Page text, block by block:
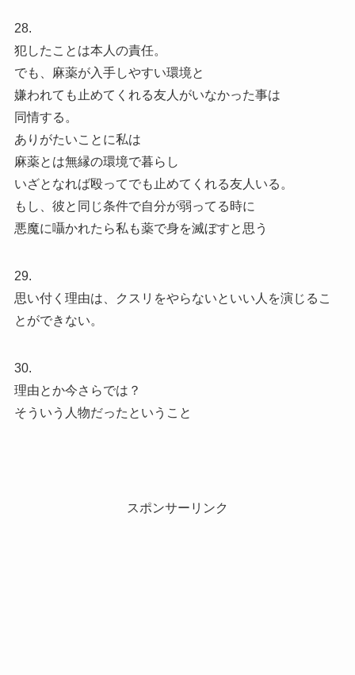
28.
犯したことは本人の責任。
でも、麻薬が入手しやすい環境と
嫌われても止めてくれる友人がいなかった事は
同情する。
ありがたいことに私は
麻薬とは無縁の環境で暮らし
いざとなれば殴ってでも止めてくれる友人いる。
もし、彼と同じ条件で自分が弱ってる時に
悪魔に囁かれたら私も薬で身を滅ぼすと思う
29.
思い付く理由は、クスリをやらないといい人を演じるこ
とができない。
30.
理由とか今さらでは？
そういう人物だったということ
スポンサーリンク